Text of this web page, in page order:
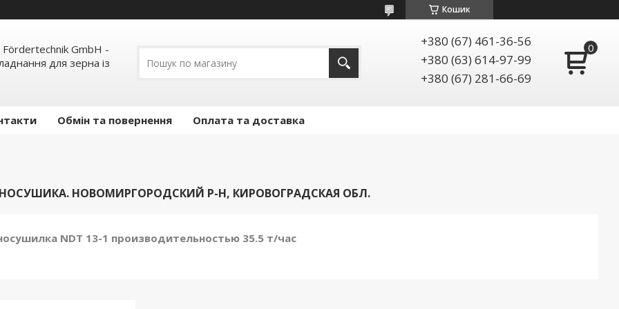
Кошик
GmbH -
для зерна із
+380 (67) 461-36-56
+380 (63) 614-97-99
+380 (67) 281-66-69
Обмін та повернення Оплата та доставка
НОВОМИРГОРОДСКИЙ Р-Н, КИРОВОГРАДСКАЯ ОБЛ.
NDT 13-1 производительностью 35.5 т/час